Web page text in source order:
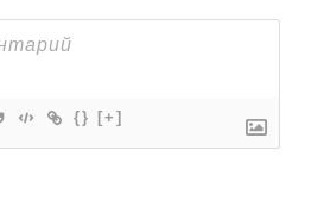
{} [+]